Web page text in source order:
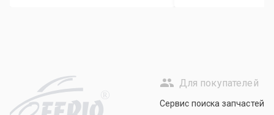
R
Для покупателей
Сервис поиска запчастей